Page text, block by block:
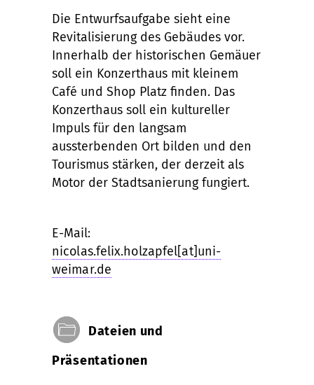
Die Entwurfsaufgabe sieht eine
Revitalisierung des Gebäudes vor.
Innerhalb der historischen Gemäuer
soll ein Konzerthaus mit kleinem
Café und Shop Platz finden. Das
Konzerthaus soll ein kultureller
Impuls für den langsam
aussterbenden Ort bilden und den
Tourismus stärken, der derzeit als
Motor der Stadtsanierung fungiert.
E-Mail:
nicolas.felix.holzapfel[at]uni-
weimar.de
Dateien und
Präsentationen